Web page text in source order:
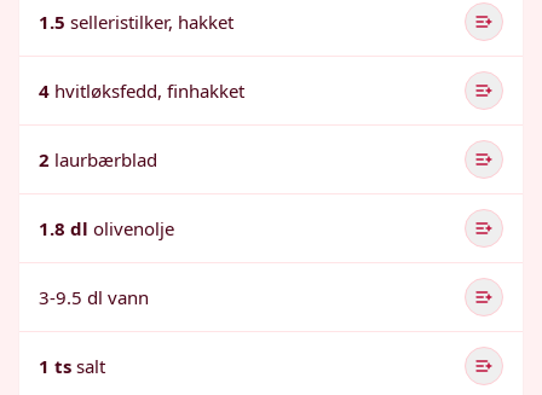
1.5 selleristilker, hakket
4 hvitløksfedd, finhakket
2 laurbærblad
1.8 dl olivenolje
3-9.5 dl vann
1 ts salt